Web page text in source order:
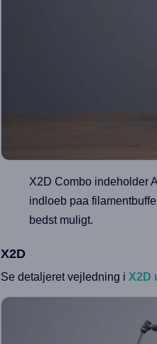
X2D Combo indeholder
indloeb paa
bedst muligt.
X2D
Se detaljeret vejledning i X2D